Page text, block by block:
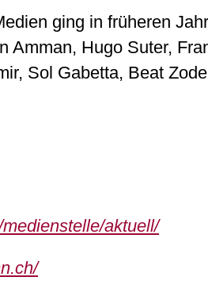
ging in früheren
Amman, Hugo Suter,
Sol Gabetta, Beat
aktuell/